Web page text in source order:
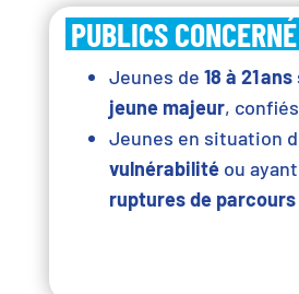
PUBLICS CONCERNÉ
Jeunes de 18 à 21 ans
jeune majeur, confiés
Jeunes en situation
vulnérabilitéou
ruptures de parcours